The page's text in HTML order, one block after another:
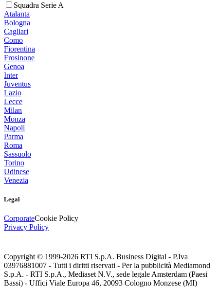
Squadra Serie A
Atalanta
Bologna
Cagliari
Como
Fiorentina
Frosinone
Genoa
Inter
Juventus
Lazio
Lecce
Milan
Monza
Napoli
Parma
Roma
Sassuolo
Torino
Udinese
Venezia
Legal
CorporateCookie Policy
Privacy Policy
Copyright © 1999-2026 RTI S.p.A. Business Digital - P.Iva
03976881007 - Tutti i diritti riservati - Per la pubblicità Mediamond
S.p.A. - RTI S.p.A., Mediaset N.V., sede legale Amsterdam (Paesi
Bassi) - Uffici Viale Europa 46, 20093 Cologno Monzese (MI)